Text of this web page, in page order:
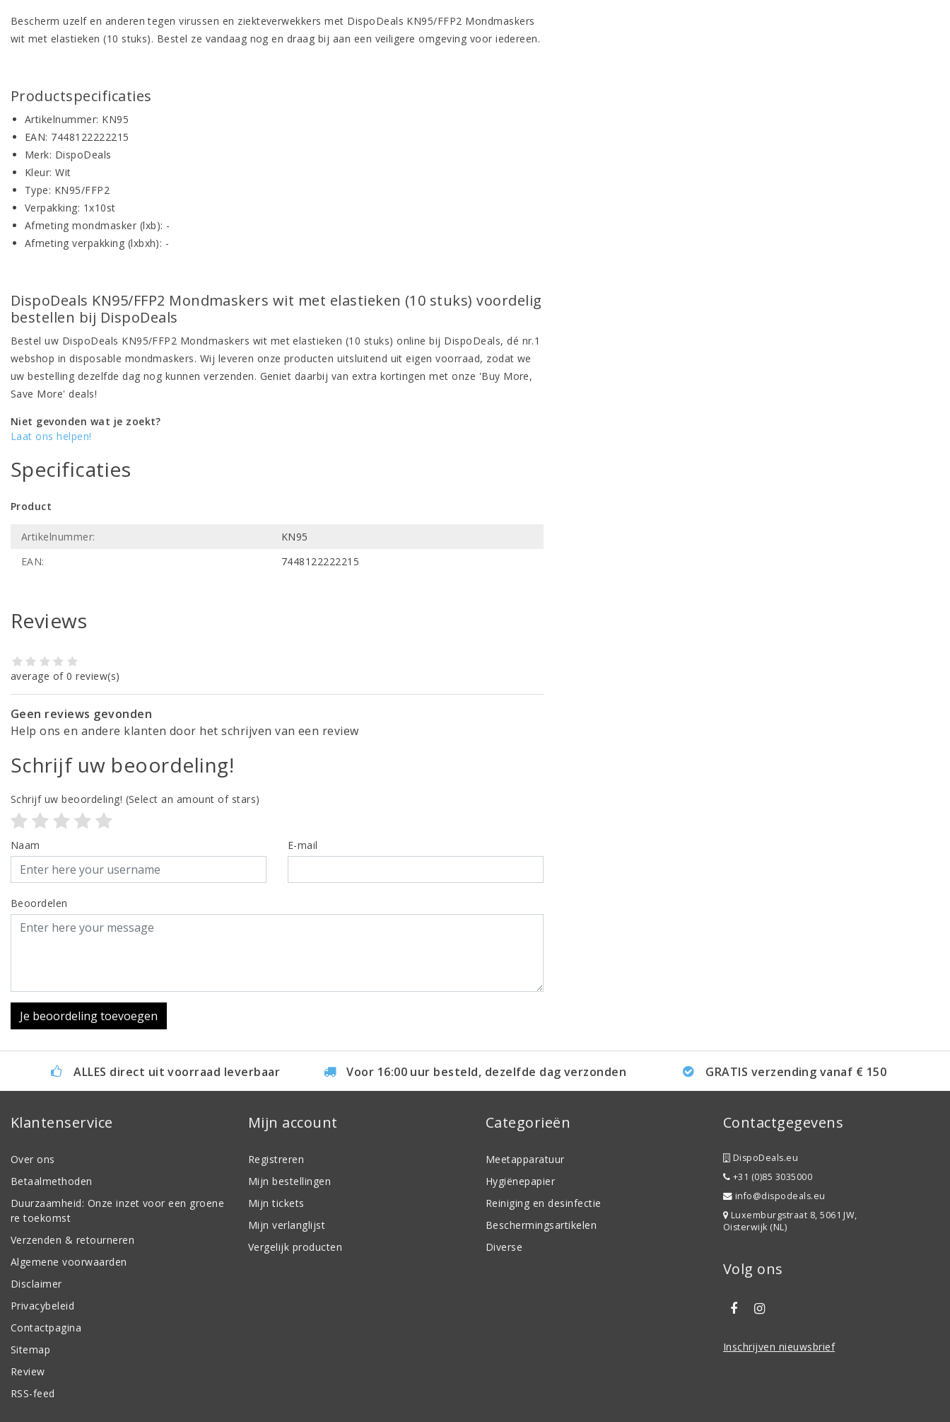
Bescherm uzelf en anderen tegen virussen en ziekteverwekkers met DispoDeals KN95/FFP2 Mondmaskers
wit met elastieken (10 stuks). Bestel ze vandaag nog en draag bij aan een veiligere omgeving voor iedereen.
Productspecificaties
Artikelnummer: KN95
EAN: 7448122222215
Merk: DispoDeals
Kleur: Wit
Type: KN95/FFP2
Verpakking: 1x10st
Afmeting mondmasker (lxb): -
Afmeting verpakking (lxbxh): -
DispoDeals KN95/FFP2 Mondmaskers wit met elastieken (10 stuks) voordelig
bestellen bij DispoDeals
Bestel uw DispoDeals KN95/FFP2 Mondmaskers wit met elastieken (10 stuks) online bij DispoDeals, dé nr.1
webshop in disposable mondmaskers. Wij leveren onze producten uitsluitend uit eigen voorraad, zodat we
uw bestelling dezelfde dag nog kunnen verzenden. Geniet daarbij van extra kortingen met onze 'Buy More,
Save More' deals!
Niet gevonden wat je zoekt?
Laat ons helpen!
Specificaties
Product
Artikelnummer:
KN95
EAN:
7448122222215
Reviews
average of 0 review(s)
Geen reviews gevonden
Help ons en andere klanten door het schrijven van een review
Schrijf uw beoordeling!
Schrijf uw beoordeling! (Select an amount of stars)
Naam E-mail
Beoordelen
Je beoordeling toevoegen
ALLES direct uit voorraad leverbaar Voor 16:00 uur besteld, dezelfde dag verzonden GRATIS verzending vanaf € 150
Klantenservice
Over ons
Betaalmethoden
Duurzaamheid: Onze inzet voor een groene
re toekomst
Verzenden & retourneren
Algemene voorwaarden
Disclaimer
Privacybeleid
Contactpagina
Sitemap
Review
RSS-feed
Mijn account
Registreren
Mijn bestellingen
Mijn tickets
Mijn verlanglijst
Vergelijk producten
Categorieën
Meetapparatuur
Hygiënepapier
Reiniging en desinfectie
Beschermingsartikelen
Diverse
Contactgegevens
DispoDeals.eu
+31 (0)85 3035000
info@dispodeals.eu
Luxemburgstraat 8, 5061 JW,
Oisterwijk (NL)
Volg ons
Inschrijven nieuwsbrief